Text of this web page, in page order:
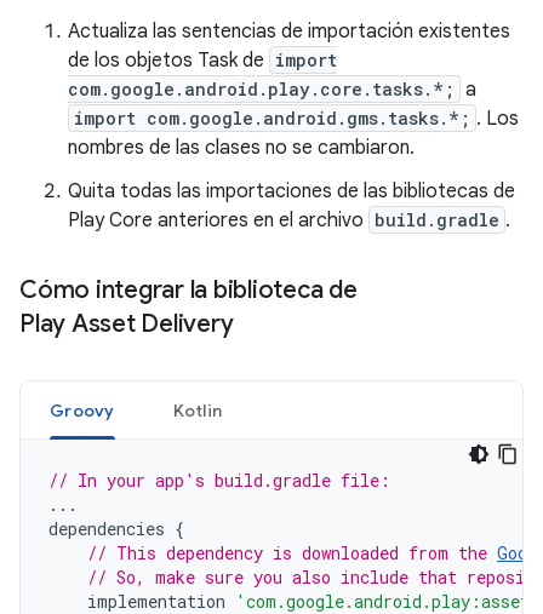
Actualiza las sentencias de importación existentes
de los objetos Task de import
com.google.android.play.core.tasks.*;
a
import com.google.android.gms.tasks.*; . Los
nombres de las clases no se cambiaron.
Quita todas las importaciones de las bibliotecas de
Play Core anteriores en el archivo build.gradle .
Cómo integrar la biblioteca de
Play Asset Delivery
Groovy Kotlin
// In your app's build.gradle file:
...
dependencies {
// This dependency is downloaded from the
// So, make sure you also include that
implementation